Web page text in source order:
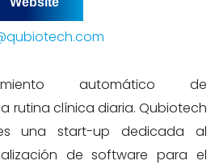
automático de
rutina clínica diaria. Qubiotech
una start-up dedicada al
de software para el